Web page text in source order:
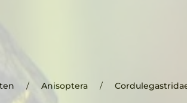
Anisoptera